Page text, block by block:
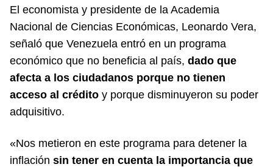
El economista y presidente de la Academia
Nacional de Ciencias Económicas, Leonardo Vera,
señaló que Venezuela entró en un programa
económico que no beneficia al país, dado que
afecta a los ciudadanos porque no tienen
acceso al crédito y porque disminuyeron su poder
adquisitivo.
«Nos metieron en este programa para detener la
inflación sin tener en cuenta la importancia que